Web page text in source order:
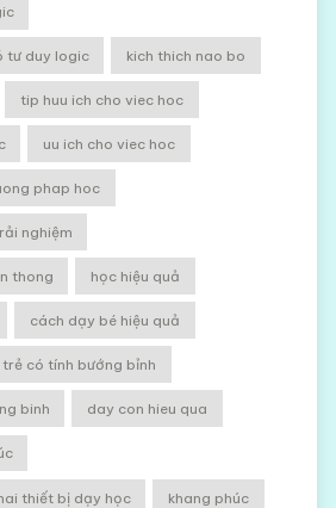
tư duy logic kich thich nao bo
tip huu ich cho viec hoc
uu ich cho viec hoc
phap hoc
nghiệm
thong học hiệu quả
cách dạy bé hiệu quả
trẻ có tính bướng bỉnh
binh day con hieu qua
thiết bị dạy học khang phúc